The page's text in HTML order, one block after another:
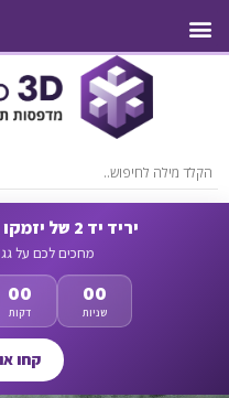
יריד יד 2 של יזמקו תלת מימד מתחיל עכשיו
מחכים לכם על
00
דקות
00
שניות
קחו